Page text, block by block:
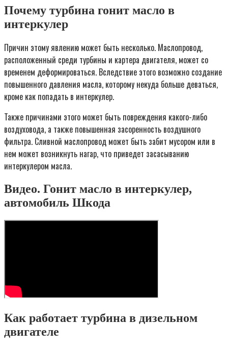
Почему турбина гонит масло в
интеркулер
Причин этому явлению может быть несколько. Маслопровод,
расположенный среди турбины и картера двигателя, может со
временем деформироваться. Вследствие этого возможно создание
повышенного давления масла, которому некуда больше деваться,
кроме как попадать в интеркулер.
Также причинами этого может быть повреждения какого-либо
воздуховода, а также повышенная засоренность воздушного
фильтра. Сливной маслопровод может быть забит мусором или в
нем может возникнуть нагар, что приведет засасыванию
интеркулером масла.
Видео. Гонит масло в интеркулер,
автомобиль Шкода
Как работает турбина в дизельном
двигателе